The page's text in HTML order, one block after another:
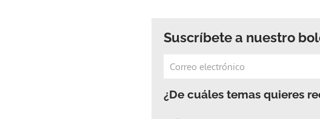
Suscríbete a nuestro
¿De cuáles temas quieres